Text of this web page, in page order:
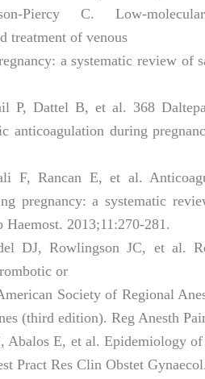
Piercy C. Low-
treatment of venous
a systematic review of
P, Dattel B, et al. 368
anticoagulation during
F, Rancan E, et al.
pregnancy: a systematic
2013;11:270-281.
DJ, Rowlingson JC, et al.
or
Society of Regional
(third edition). Reg Anesth
Abalos E, et al. Epidemiology of
Pract Res Clin Obstet